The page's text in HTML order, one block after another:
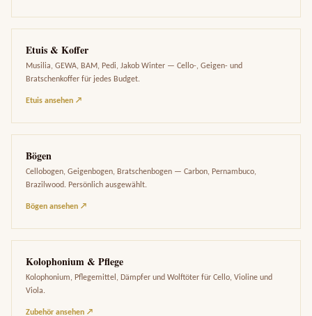
Etuis & Koffer
Musilia, GEWA, BAM, Pedi, Jakob Winter — Cello-, Geigen- und
Bratschenkoffer für jedes Budget.
Etuis ansehen ↗
Bögen
Cellobogen, Geigenbogen, Bratschenbogen — Carbon, Pernambuco,
Brazilwood. Persönlich ausgewählt.
Bögen ansehen ↗
Kolophonium & Pflege
Kolophonium, Pflegemittel, Dämpfer und Wolftöter für Cello, Violine und
Viola.
Zubehör ansehen ↗